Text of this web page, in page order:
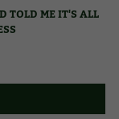
TOLD ME IT'S ALL